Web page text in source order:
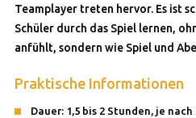
Teamplayer treten hervor. Es ist
Schüler durch das Spiel lernen,
anfühlt, sondern wie Spiel und
Praktische Informationen
Dauer: 1,5 bis 2 Stunden, je